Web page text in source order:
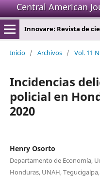
Central American
Innovare: Revista de
Inicio / Archivos / Vol. 11
Incidencias
policial en
2020
Henry Osorto
Departamento de Economía,
Honduras, UNAH,